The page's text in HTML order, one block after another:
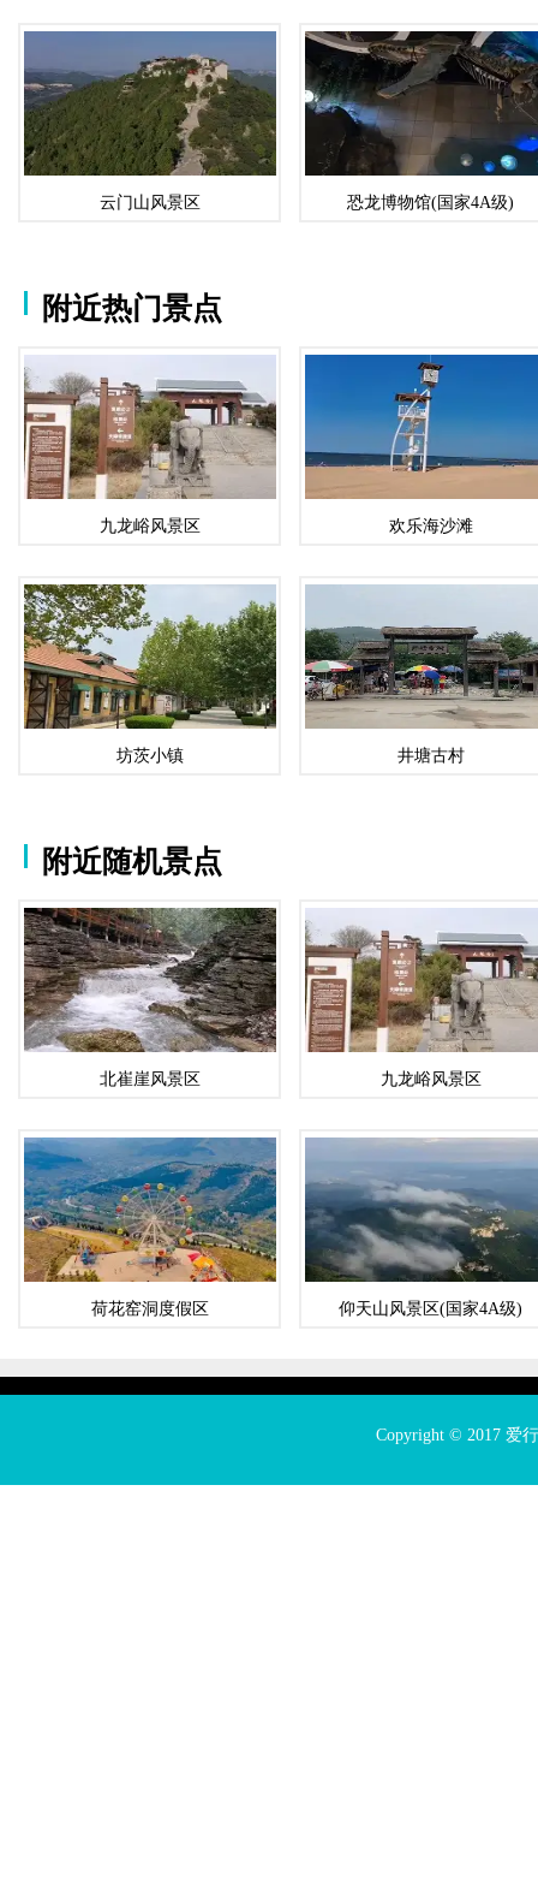
云门山风景区 恐龙博物馆(国家4A级)
附近热门景点
九龙峪风景区 欢乐海沙滩
坊茨小镇 井塘古村
附近随机景点
北崔崖风景区 九龙峪风景区
荷花窑洞度假区 仰天山风景区(国家4A级)
Copyright © 2017 爱